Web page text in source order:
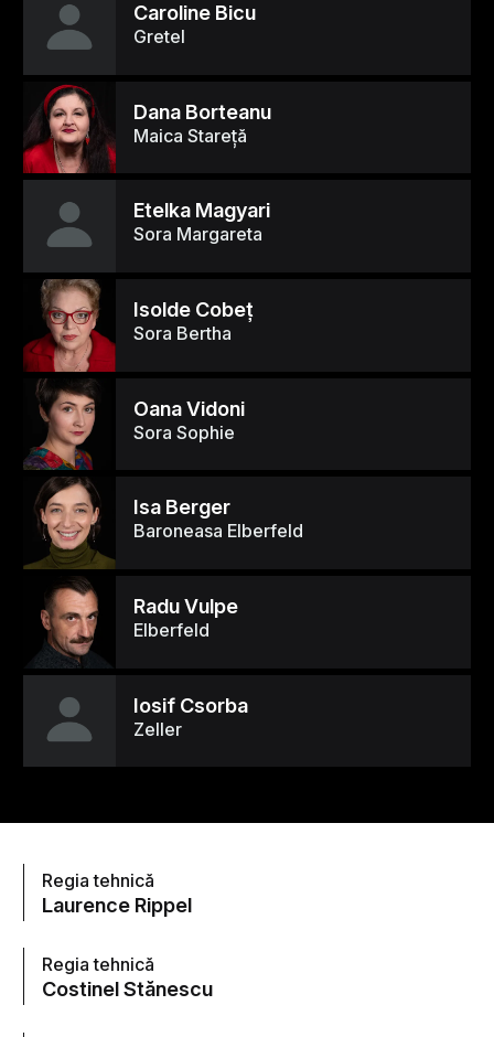
Caroline Bicu
Gretel
Dana Borteanu
Maica Stareţă
Etelka Magyari
Sora Margareta
Isolde Cobeţ
Sora Bertha
Oana Vidoni
Sora Sophie
Isa Berger
Baroneasa Elberfeld
Radu Vulpe
Elberfeld
Iosif Csorba
Zeller
Regia tehnică
Laurence Rippel
Regia tehnică
Costinel Stănescu